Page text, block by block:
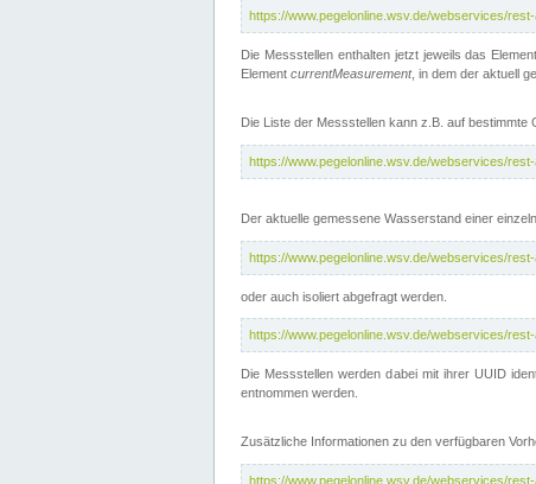
https://www.pegelonline.wsv.de/webservices/
Die Messstellen enthalten jetzt jeweils das
Element currentMeasurement, in dem der aktuell
Die Liste der Messstellen kann z.B. auf bestimmte
https://www.pegelonline.wsv.de/webservices/
Der aktuelle gemessene Wasserstand einer
https://www.pegelonline.wsv.de/webservices/
oder auch isoliert abgefragt werden.
https://www.pegelonline.wsv.de/webservices/
Die Messstellen werden dabei mit ihrer UUID
entnommen werden.
Zusätzliche Informationen zu den verfügbaren
https://www.pegelonline.wsv.de/webservices/